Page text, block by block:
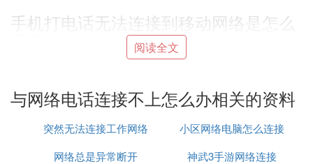
手机打电话无法连接到移动网络是怎么
这是正常的，通话的时候网络就会自动断开，然后通
手机打不了电话，显示无法连接到移动
网络。, 手机打电话时无法连接到移动
网络是怎么回事?
阅读全文
与网络电话连接不上怎么办相关的资料
突然无法连接工作网络
小区网络电脑怎么连接
路由器
网络总是异常断开
神武3手游网络连接